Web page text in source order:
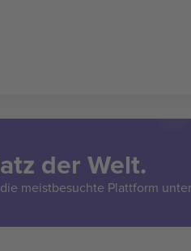
der Welt.
meistbesuchte Plattform